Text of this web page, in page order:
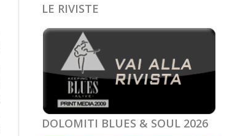
LE RIVISTE
DOLOMITI BLUES & SOUL 2026